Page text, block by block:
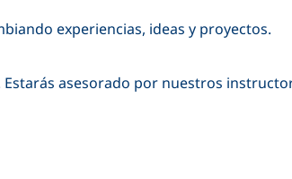
experiencias, ideas y proyectos.
asesorado por nuestros